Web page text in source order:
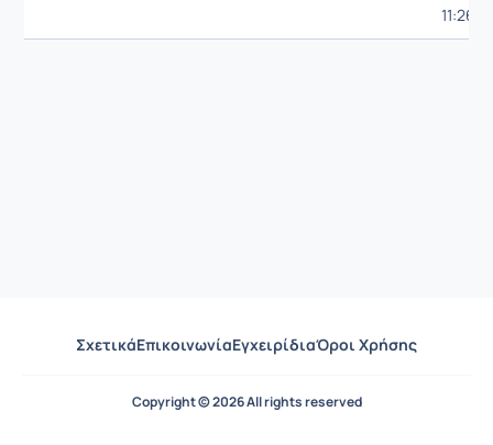
11:26
ΣχετικάΕπικοινωνίαΕγχειρίδιαΌροι Χρήσης
Copyright © 2026 All rights reserved